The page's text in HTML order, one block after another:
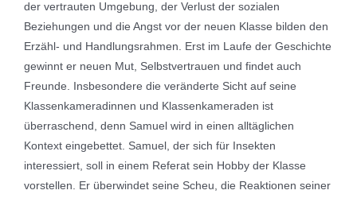
der vertrauten Umgebung, der Verlust der sozialen
Beziehungen und die Angst vor der neuen Klasse bilden den
Erzähl- und Handlungsrahmen. Erst im Laufe der Geschichte
gewinnt er neuen Mut, Selbstvertrauen und findet auch
Freunde. Insbesondere die veränderte Sicht auf seine
Klassenkameradinnen und Klassenkameraden ist
überraschend, denn Samuel wird in einen alltäglichen
Kontext eingebettet. Samuel, der sich für Insekten
interessiert, soll in einem Referat sein Hobby der Klasse
vorstellen. Er überwindet seine Scheu, die Reaktionen seiner